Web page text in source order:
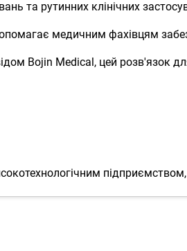
та рутинних клінічних
медичним фахівцям
Bojin Medical, цей розв'язок
Bojin Medical прагне